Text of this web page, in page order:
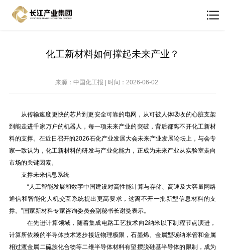
化工新材料如何撑起未来产业？
来源：中国化工报 | 时间：2026-06-02
从传输速度更快的芯片到更安全可靠的电网，从可被人体吸收的心脏支架
到能走进千家万户的机器人，每一项未来产业的突破，背后都离不开化工新材
料的支撑。在近日召开的2026石化产业发展大会未来产业发展论坛上，与会专
家一致认为，化工新材料的研发与产业化能力，正成为未来产业从实验室走向
市场的关键因素。
支撑未来信息系统
“人工智能发展和数字中国建设对高性能计算与存储、高速及大容量网络
通信和智能化人机交互系统提出更高要求，这离不开一批新型信息材料的支
撑。”国家新材料专家咨询委员会副秘书长谢曼表示。
在先进计算领域，随着集成电路工艺技术向2纳米以下制程节点演进，
计算所依赖的半导体技术逐步接近物理极限，石墨烯、金属型碳纳米管和金属
相过渡金属二硫族化合物等二维半导体材料有望摆脱硅基半导体的限制，成为